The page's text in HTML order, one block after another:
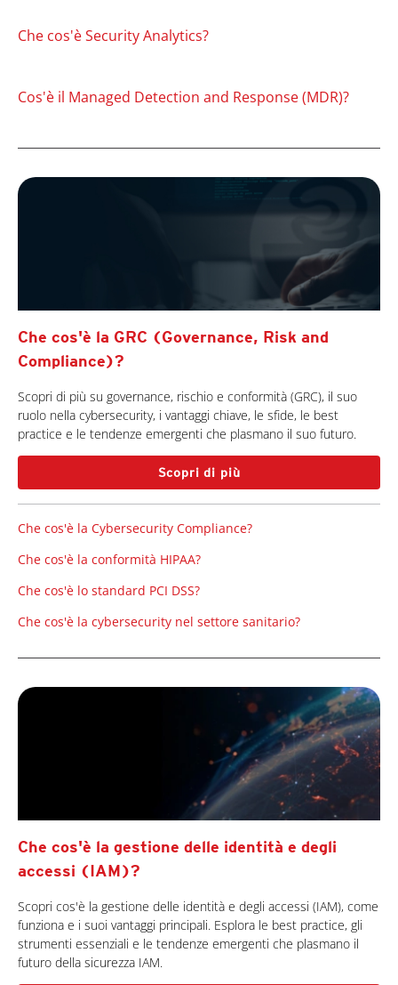
Che cos'è Security Analytics?
Cos'è il Managed Detection and Response (MDR)?
Che cos'è la GRC (Governance, Risk and
Compliance)?
Scopri di più su governance, rischio e conformità (GRC), il suo
ruolo nella cybersecurity, i vantaggi chiave, le sfide, le best
practice e le tendenze emergenti che plasmano il suo futuro.
Scopri di più
Che cos'è la Cybersecurity Compliance?
Che cos'è la conformità HIPAA?
Che cos'è lo standard PCI DSS?
Che cos'è la cybersecurity nel settore sanitario?
Che cos'è la gestione delle identità e degli
accessi (IAM)?
Scopri cos'è la gestione delle identità e degli accessi (IAM), come
funziona e i suoi vantaggi principali. Esplora le best practice, gli
strumenti essenziali e le tendenze emergenti che plasmano il
futuro della sicurezza IAM.